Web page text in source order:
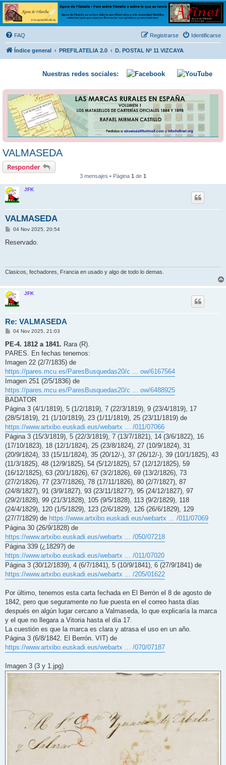
Ágora de Filatelia
Foro sobre filatelia o sobre lo que se tercie. Ágora de Filatelia es un foro abierto que Afinet
ofrece a la comunidad filatélica universal para que exprese libremente sus opiniones y
conocimientos
FAQ Identificarse
Registrarse
Índice general PREFILATELIA 2.0 D. POSTAL Nº 11 VIZCAYA
Nuestras redes sociales:
VALMASEDA
Responder
3 mensajes • Página 1 de 1
JFK
VALMASEDA
M
n
04 Nov 2025, 20:54
Reservado.
Clasicos, fechadores, Francia en usado y algo de todo lo demas.
JFK
Re: VALMASEDA
M
n
a
j
04 Nov 2025, 21:03
PE-4. 1812 a 1841. Rara (R).
PARES. En fechas tenemos:
Imagen 22 (2/7/1835) de
https://pares.mcu.es/ParesBusquedas20/c ... ow/6167564
Imagen 251 (2/5/1836) de
https://pares.mcu.es/ParesBusquedas20/c ... ow/6488925
BADATOR
Página 3 (4/1/1819), 5 (1/2/1819), 7 (22/3/1819), 9 (23/4/1819), 17
(28/5/1819), 21 (1/10/1819), 23 (1/11/1819), 25 (23/11/1819) de
https://www.artxibo.euskadi.eus/webartx ... /011/07066
Página 3 (15/3/1819), 5 (22/3/1819), 7 (13/7/1821), 14 (3/6/1822), 16
(17/10/1823), 18 (12/1/1824), 25 (23/8/1824), 27 (10/9/1824), 31
(20/9/1824), 33 (15/11/1824), 35 (20/12/-), 37 (26/12/-), 39 (10/1/1825), 43
(11/3/1825), 48 (12/9/1825), 54 (5/12/1825), 57 (12/12/1825), 59
(16/12/1825), 63 (20/1/1826), 67 (3/2/1826), 69 (13/2/1826), 73
(27/2/1826), 77 (23/7/1826), 78 (17/11/1826), 80 (2/7/1827), 87
(24/8/1827), 91 (3/9/1827), 93 (23/11/1827?), 95 (24/12/1827), 97
(29/2/1828), 99 (21/3/1828), 105 (9/5/1828), 113 (9/2/1829), 118
(24/4/1829), 120 (1/5/1829), 123 (2/6/1829), 126 (26/6/1829), 129
(27/7/1829) de https://www.artxibo.euskadi.eus/webartx ... /011/07069
Página 30 (26/9/1828) de
https://www.artxibo.euskadi.eus/webartx ... /050/07218
Página 339 (¿1829?) de
https://www.artxibo.euskadi.eus/webartx ... /011/07020
Página 3 (30/12/1839), 4 (6/7/1841), 5 (10/9/1841), 6 (27/9/1841) de
https://www.artxibo.euskadi.eus/webartx ... /205/01622
Por último, tenemos esta carta fechada en El Berrón el 8 de agosto de
1842, pero que seguramente no fue puesta en el correo hasta días
después en algún lugar cercano a Valmaseda, lo que explicaría la marca
y el que no llegara a Vitoria hasta el día 17.
La cuestión es que la marca es clara y atrasa el uso en un año.
Página 3 (6/8/1842. El Berrón. VIT) de
https://www.artxibo.euskadi.eus/webartx ... /070/07187
Imagen 3 (3 y 1.jpg)